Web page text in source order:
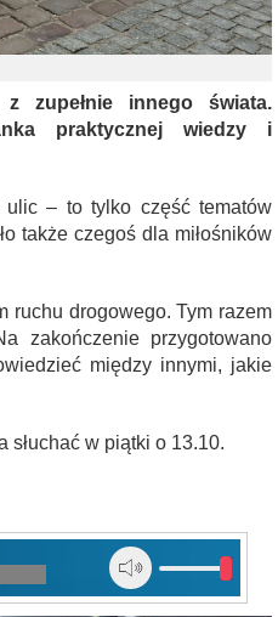
zupełnie innego świata.
praktycznej wiedzy i
ulic – to tylko część tematów
także czegoś dla miłośników
ruchu drogowego. Tym razem
zakończenie przygotowano
między innymi, jakie
w piątki o 13.10.